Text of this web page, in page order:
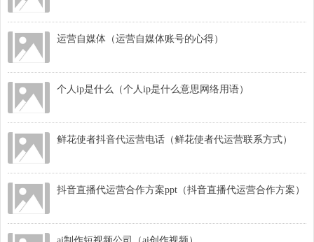
运营自媒体（运营自媒体账号的心得）
个人ip是什么（个人ip是什么意思网络用语）
鲜花使者抖音代运营电话（鲜花使者代运营联系方式）
抖音直播代运营合作方案ppt（抖音直播代运营合作方案）